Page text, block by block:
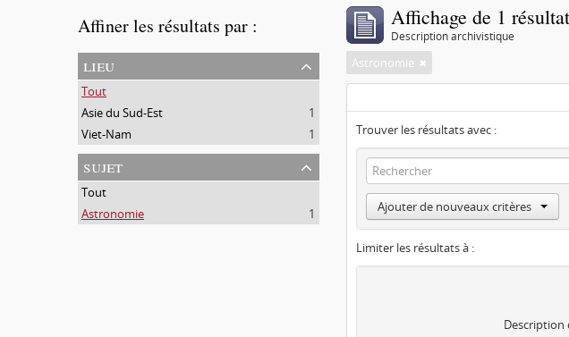
Affiner les résultats par :
lieu
Tout
Asie du Sud-Est
1
Viet-Nam
1
sujet
Tout
Astronomie
1
Affichage de 1
Description archivistique
Astronomie
Trouver les résultats avec :
Ajouter de nouveaux critères
Limiter les résultats à :
Description